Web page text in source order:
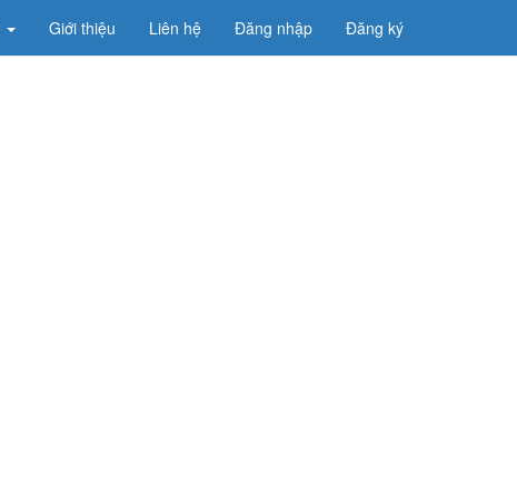
Giới thiệu Liên hệ Đăng nhập Đăng ký